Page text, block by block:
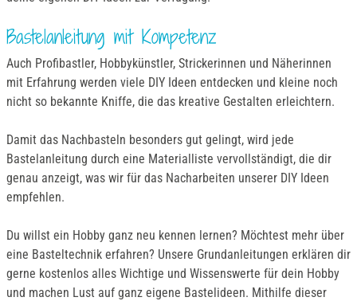
Bastelanleitung mit Kompetenz
Auch Profibastler, Hobbykünstler, Strickerinnen und Näherinnen
mit Erfahrung werden viele DIY Ideen entdecken und kleine noch
nicht so bekannte Kniffe, die das kreative Gestalten erleichtern.
Damit das Nachbasteln besonders gut gelingt, wird jede
Bastelanleitung durch eine Materialliste vervollständigt, die dir
genau anzeigt, was wir für das Nacharbeiten unserer DIY Ideen
empfehlen.
Du willst ein Hobby ganz neu kennen lernen? Möchtest mehr über
eine Basteltechnik erfahren? Unsere Grundanleitungen erklären dir
gerne kostenlos alles Wichtige und Wissenswerte für dein Hobby
und machen Lust auf ganz eigene Bastelideen. Mithilfe dieser